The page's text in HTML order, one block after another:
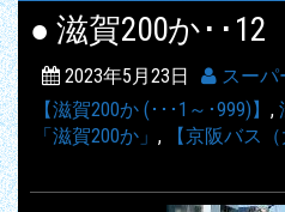
● 滋賀200か･･12
2023年5月23日
スーパ
【滋賀200か (･･･1～･999)】 ,
「滋賀200か」 , 【京阪バス（